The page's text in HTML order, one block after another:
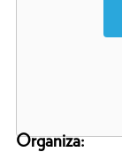
Organiza: